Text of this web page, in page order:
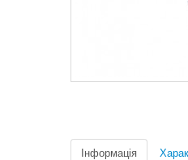
Інформація